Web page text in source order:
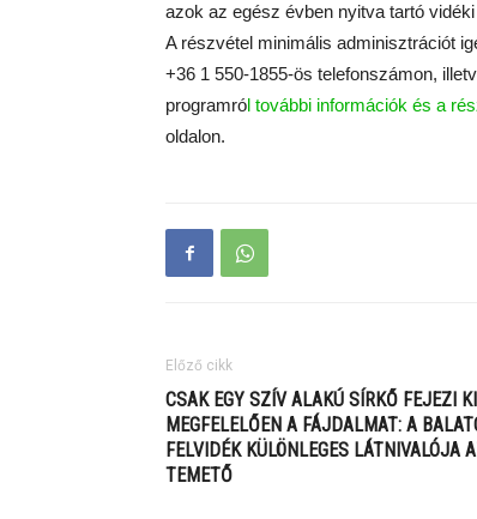
azok az egész évben nyitva tartó
A részvétel minimális adminisztrációt
+36 1 550-1855-ös telefonszámon,
programról további információk és a
oldalon.
Előző cikk
CSAK EGY SZÍV ALAKÚ SÍRKŐ FEJEZI KI
MEGFELELŐEN A FÁJDALMAT: A
FELVIDÉK KÜLÖNLEGES LÁTNIVALÓJA
TEMETŐ